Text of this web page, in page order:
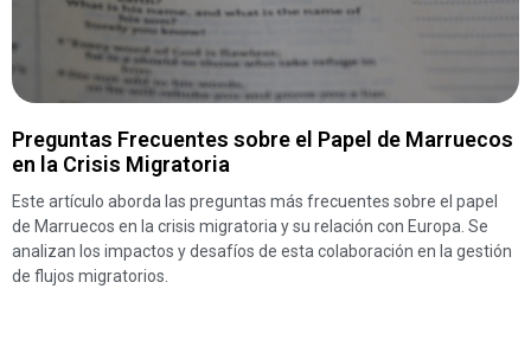
Preguntas Frecuentes sobre el Papel de Marruecos
en la Crisis Migratoria
Este artículo aborda las preguntas más frecuentes sobre el papel
de Marruecos en la crisis migratoria y su relación con Europa. Se
analizan los impactos y desafíos de esta colaboración en la gestión
de flujos migratorios.